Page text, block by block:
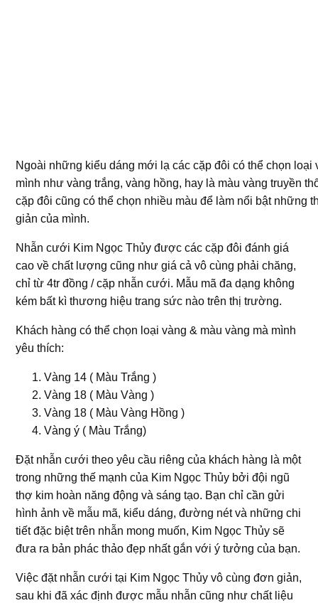
Ngoài những kiểu dáng mới lạ các cặp đôi có thể chọn loại
mình như vàng trắng, vàng hồng, hay là màu vàng truyền
cặp đôi cũng có thể chọn nhiều màu để làm nổi bật những
giản của mình.
Nhẫn cưới Kim Ngọc Thủy được các cặp đôi đánh giá
cao về chất lượng cũng như giá cả vô cùng phải chăng,
chỉ từ 4tr đồng / cặp nhẫn cưới. Mẫu mã đa dạng không
kém bất kì thương hiệu trang sức nào trên thị trường.
Khách hàng có thể chọn loại vàng & màu vàng mà mình
yêu thích:
Vàng 14 ( Màu Trắng )
Vàng 18 ( Màu Vàng )
Vàng 18 ( Màu Vàng Hồng )
Vàng ý ( Màu Trắng)
Đặt nhẫn cưới theo yêu cầu riêng của khách hàng là một
trong những thế mạnh của Kim Ngọc Thủy bởi đội ngũ
thợ kim hoàn năng động và sáng tạo. Bạn chỉ cần gửi
hình ảnh về mẫu mã, kiểu dáng, đường nét và những chi
tiết đặc biệt trên nhẫn mong muốn, Kim Ngọc Thủy sẽ
đưa ra bản phác thảo đẹp nhất gắn với ý tưởng của bạn.
Việc đặt nhẫn cưới tại Kim Ngọc Thủy vô cùng đơn giản,
sau khi đã xác định được mẫu nhẫn cũng như chất liệu